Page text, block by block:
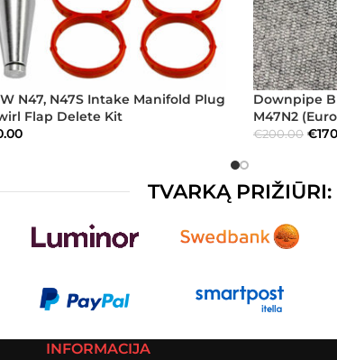
N47, N47S Intake Manifold Plug
Flap Delete Kit
Downpipe
M47N2
€200.00 €
TVARKĄ PRIŽIŪRI:
INFORMACIJA